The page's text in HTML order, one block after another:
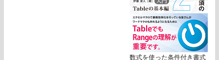
数式を使った条件付き書式